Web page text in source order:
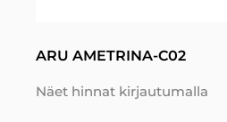
ARU AMETRINA-C02
Näet hinnat kirjautumalla